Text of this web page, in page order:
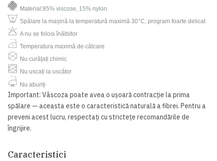
Material:85% viscose, 15% nylon
Spălare la mașină la temperatură maximă 30°C, program foarte delicat
A nu se folosi înălbitor
Temperatura maximă de călcare
Nu curățați chimic
Nu uscați la uscător
Nu aburiți
Important: Vâscoza poate avea o ușoară contracție la prima
spălare — aceasta este o caracteristică naturală a fibrei. Pentru a
preveni acest lucru, respectați cu strictețe recomandările de
îngrijire.
Caracteristici